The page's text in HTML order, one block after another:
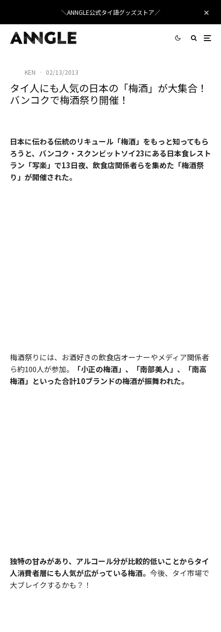
＼ANNGLE公式タイ語グッズストア／
KEN · 02/13/2013
タイ人にも人気の日本の「梅酒」が大集合！
バンコクで梅酒祭り開催！
日本に伝わる伝統のリキュール「梅酒」をもっと知ってもら
ろうと、バンコク・スクンビットソイ23にある日本食レスト
ラン「写楽」で13日夜、飲食店関係者らを集めた「梅酒祭
り」が開催された。
梅酒祭りには、お酒好きの飲食店オーナーやメディア関係者
ら約100人が参加。
「小正の梅酒」、「南部美人」、「南高
梅酒」といった合計10ブランドの梅酒が振舞われた。
独特の甘みがあり、アルコール分が比較的低いことからタイ
人消費者層にも人気が広がっている梅酒。 今後、タイ市場で
大ブレイクするかも？！